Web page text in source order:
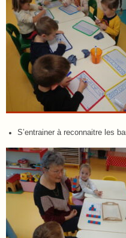
S’entrainer à reconnaitre les